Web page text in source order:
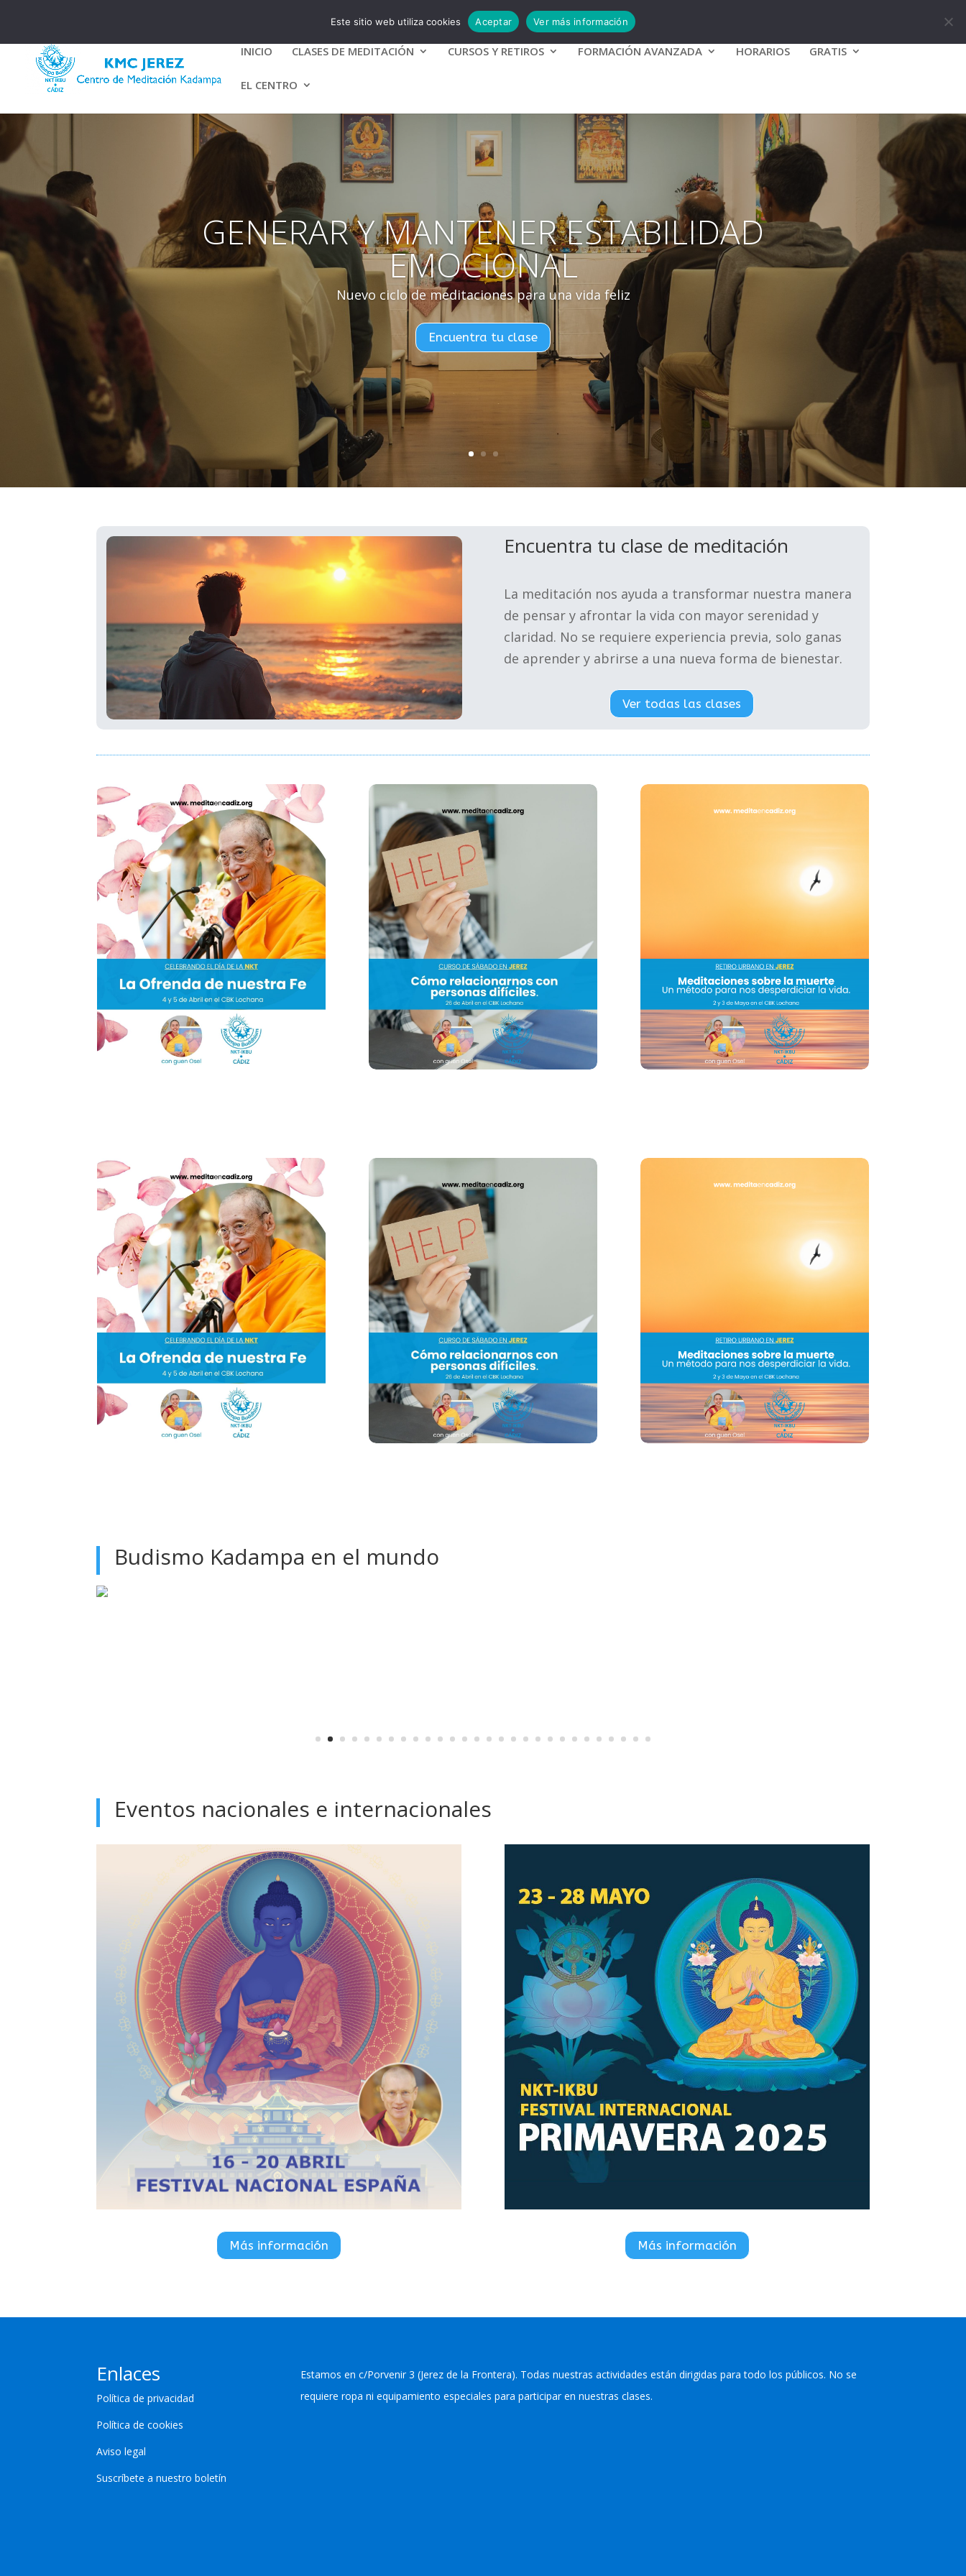
INICIO CLASES DE MEDITACIÓN CURSOS Y RETIROS FORMACIÓN AVANZADA HORARIOS GRATIS
EL CENTRO
GENERAR Y MANTENER ESTABILIDAD
EMOCIONAL
Nuevo ciclo de meditaciones para una vida feliz
Encuentra tu clase
Encuentra tu clase de meditación
La meditación nos ayuda a transformar nuestra manera
de pensar y afrontar la vida con mayor serenidad y
claridad. No se requiere experiencia previa, solo ganas
de aprender y abrirse a una nueva forma de bienestar.
Ver todas las clases
Budismo Kadampa en el mundo
Eventos nacionales e internacionales
Este sitio web utiliza cookies Aceptar Ver más información